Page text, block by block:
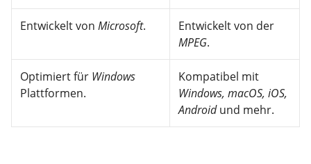
Entwickelt von Microsoft.
Entwickelt von der
MPEG.
Optimiert für Windows
Plattformen.
Kompatibel mit
Windows, macOS, iOS,
Androidund mehr.